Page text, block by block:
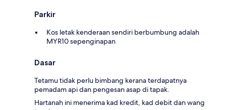
Parkir
Kos letak kenderaan sendiri berbumbung adalah
MYR10 sepenginapan
Dasar
Tetamu tidak perlu bimbang kerana terdapatnya
pemadam api dan pengesan asap di tapak.
Hartanah ini menerima kad kredit, kad debit dan wang